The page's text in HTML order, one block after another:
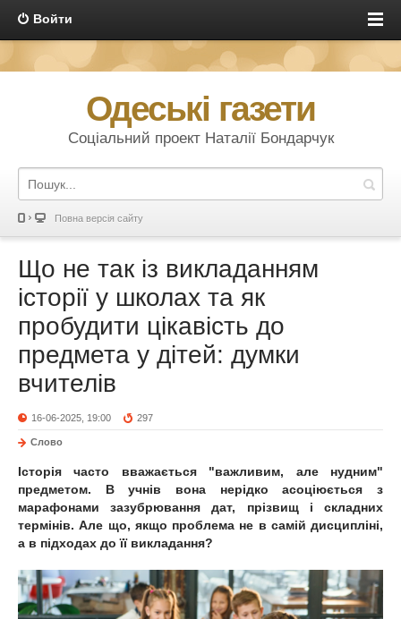
Войти
Одеські газети
Соціальний проект Наталії Бондарчук
Повна версія сайту
Що не так із викладанням
історії у школах та як
пробудити цікавість до
предмета у дітей: думки
вчителів
16-06-2025, 19:00 297
Слово
Історія часто вважається "важливим, але нудним"
предметом. В учнів вона нерідко асоціюється з
марафонами зазубрювання дат, прізвищ і складних
термінів. Але що, якщо проблема не в самій дисципліні,
а в підходах до її викладання?